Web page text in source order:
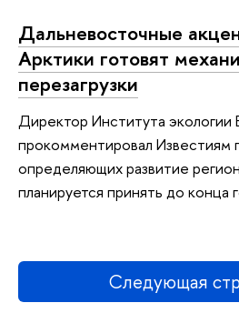
Дальневосточные
Арктики готовят
перезагрузки
Директор Института экологии
прокомментировал Известиям
определяющих развитие
планируется принять до конца
Следующая